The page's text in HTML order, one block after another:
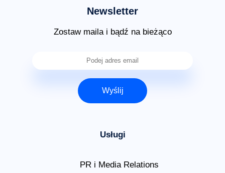
Newsletter
Zostaw maila i bądź na bieżąco
Wyślij
Usługi
PR i Media Relations